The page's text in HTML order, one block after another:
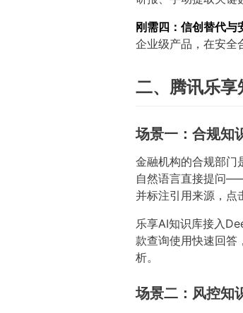
刚需四：信创替代与
企业级产品，在安全
二、腾讯乐
场景一：合规知
金融机构的合规部门
自然语言直接提问
并标注引用来源，点
乐享AI知识库接入
款查询使用快速回答
析。
场景二：风控知